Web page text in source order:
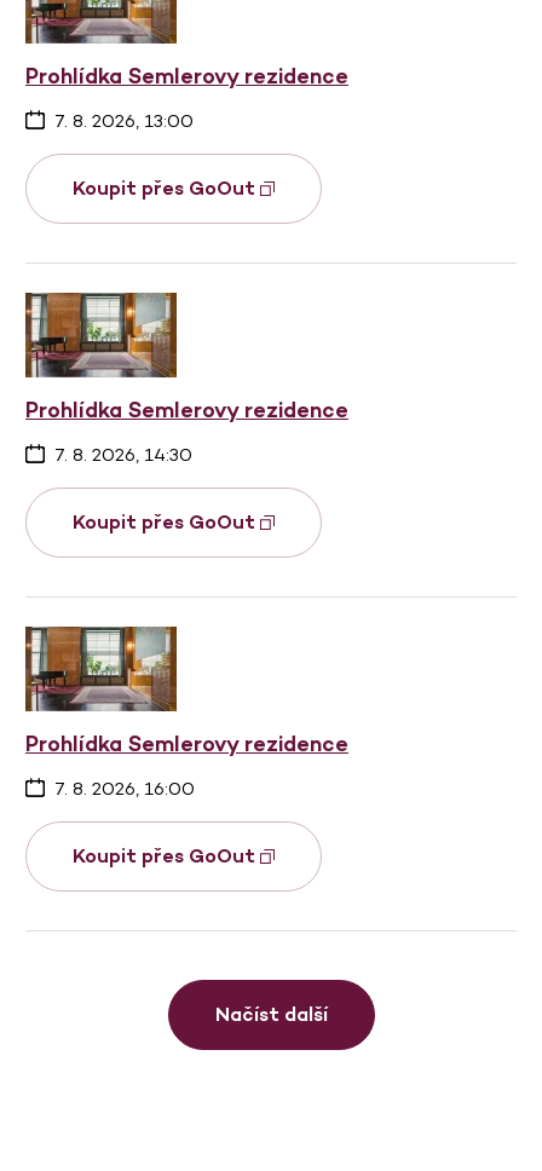
Prohlídka Semlerovy rezidence
7. 8. 2026, 13:00
Koupit přes GoOut
Prohlídka Semlerovy rezidence
7. 8. 2026, 14:30
Koupit přes GoOut
Prohlídka Semlerovy rezidence
7. 8. 2026, 16:00
Koupit přes GoOut
Načíst další